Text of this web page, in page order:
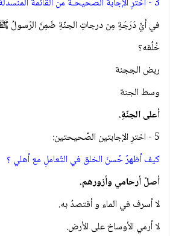
في أيِّ دَرَجَةٍ مِن درجاتِ الجنّةِ ضَمِنَ الرّسولُ
خُلُقه؟
ربض الججنة
وسط الجنة
أعلى الجنّةِ.
5 - اخترِ الإجابتين الصّحيحتين:
كيف أظهرُ حُسنَ الخلق في التّعاملِ مع أهلي ؟
أصلُ أرحامي وأزورهم.
لا أسرف في الماء و أقتصدُ به.
لا أرمي الأوساخ على الأرض.